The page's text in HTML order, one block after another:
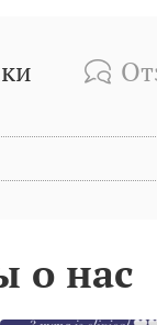
о нас